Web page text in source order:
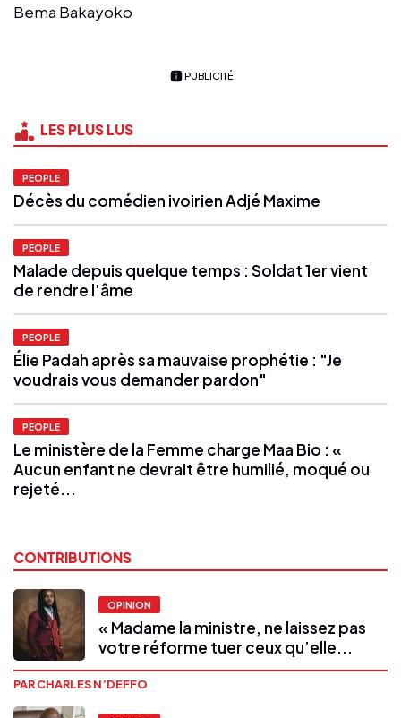
Bema Bakayoko
PUBLICITÉ
LES PLUS LUS
PEOPLE
Décès du comédien ivoirien Adjé Maxime
PEOPLE
Malade depuis quelque temps : Soldat 1er vient
de rendre l'âme
PEOPLE
Élie Padah après sa mauvaise prophétie : "Je
voudrais vous demander pardon"
PEOPLE
Le ministère de la Femme charge Maa Bio : «
Aucun enfant ne devrait être humilié, moqué ou
rejeté...
CONTRIBUTIONS
OPINION
« Madame la ministre, ne laissez pas
votre réforme tuer ceux qu’elle...
PAR CHARLES N’DEFFO